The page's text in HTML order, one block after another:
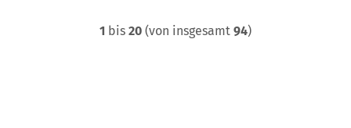
1 bis 20 (von insgesamt 94)